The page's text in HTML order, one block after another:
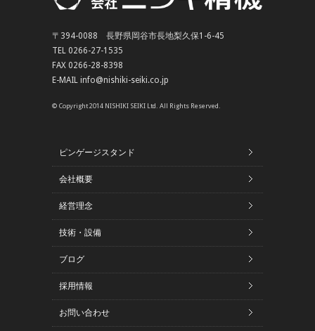
〒394-0088 長野県岡谷市長地梨久保1-6-45
TEL 0266-27-1535
FAX 0266-28-8398
E-MAIL info@nishiki-seiki.co.jp
© Copyright 2014 NISHIKI SEIKI Ltd. All Rights Reserved.
ピンゲージスタンド
会社概要
経営理念
技術・設備
ブログ
採用情報
お問い合わせ